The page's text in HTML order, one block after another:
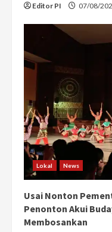
Editor PI 07/08/
Lokal News
Usai Nonton
Penonton Akui
Membosankan